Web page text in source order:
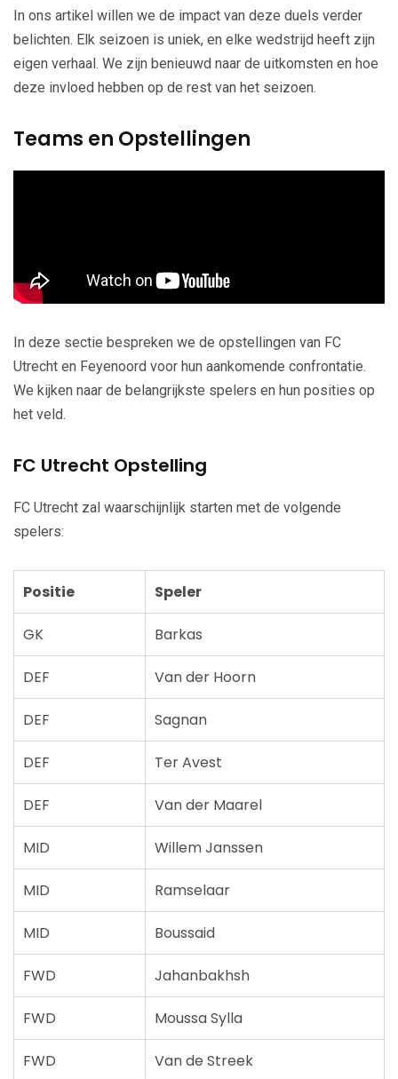
In ons artikel willen we de impact van deze duels verder
belichten. Elk seizoen is uniek, en elke wedstrijd heeft zijn
eigen verhaal. We zijn benieuwd naar de uitkomsten en hoe
deze invloed hebben op de rest van het seizoen.
Teams en Opstellingen
In deze sectie bespreken we de opstellingen van FC
Utrecht en Feyenoord voor hun aankomende confrontatie.
We kijken naar de belangrijkste spelers en hun posities op
het veld.
FC Utrecht Opstelling
FC Utrecht zal waarschijnlijk starten met de volgende
spelers:
Positie Speler
GK Barkas
DEF Van der Hoorn
DEF Sagnan
DEF Ter Avest
DEF Van der Maarel
MID Willem Janssen
MID Ramselaar
MID Boussaid
FWD Jahanbakhsh
FWD Moussa Sylla
FWD Van de Streek